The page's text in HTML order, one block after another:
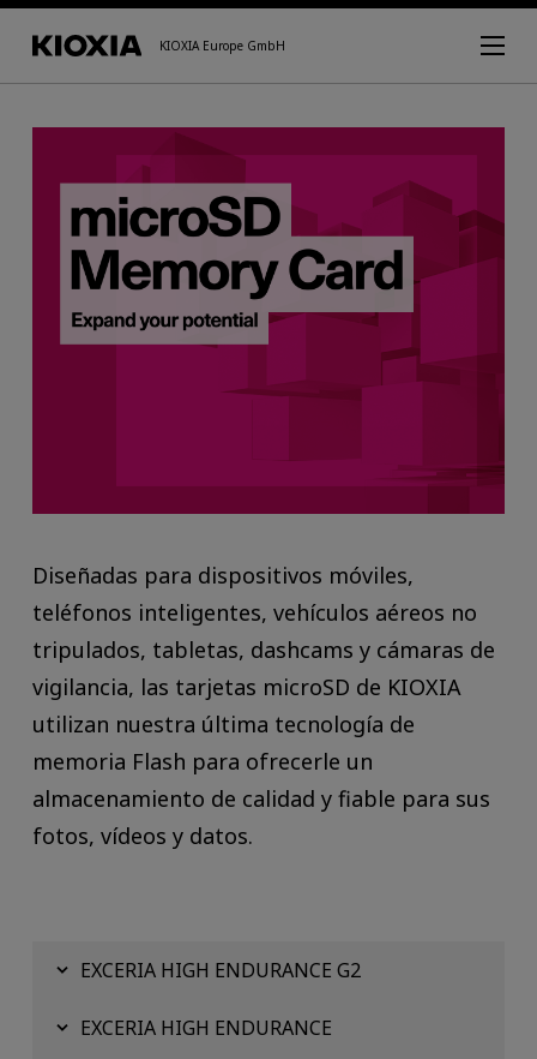
KIOXIA Europe GmbH
Diseñadas para dispositivos móviles,
teléfonos inteligentes, vehículos aéreos no
tripulados, tabletas, dashcams y cámaras de
vigilancia, las tarjetas microSD de KIOXIA
utilizan nuestra última tecnología de
memoria Flash para ofrecerle un
almacenamiento de calidad y fiable para sus
fotos, vídeos y datos.
EXCERIA HIGH ENDURANCE G2
EXCERIA HIGH ENDURANCE